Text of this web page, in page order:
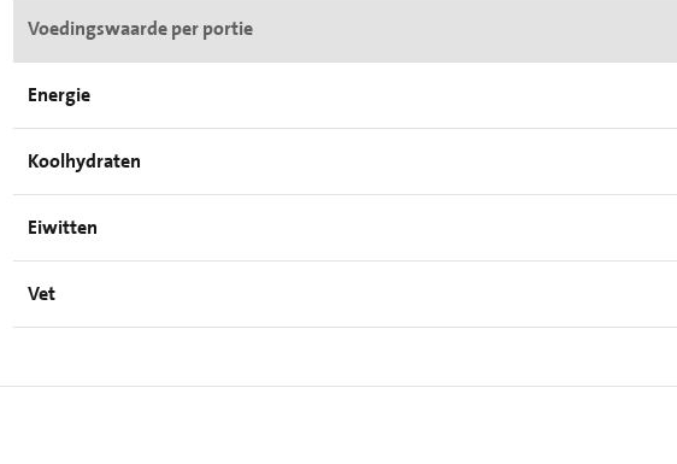
Voedingswaarde per portie
Energie
Koolhydraten
Eiwitten
Vet